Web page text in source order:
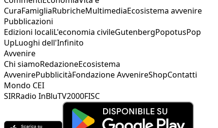
CuraFamigliaRubricheMultimediaEcosistema avvenire
Pubblicazioni
Edizioni localiL'economia civileGutenbergPopotusPop
UpLuoghi dell'Infinito
Avvenire
Chi siamoRedazioneEcosistema
AvvenirePubblicitàFondazione AvvenireShopContatti
Mondo CEI
SIRRadio InBluTV2000FISC